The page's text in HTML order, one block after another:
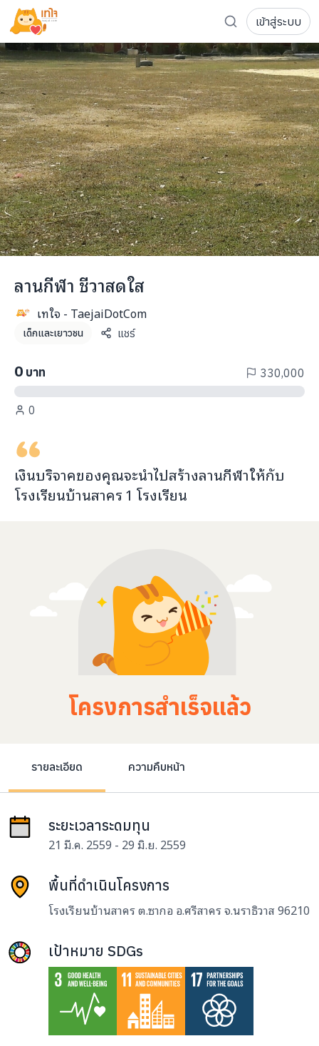
รู้จักเทใจ
โครงการ
เพจระดมทุน
เกี่ยวกับเรา
ความเคลื่อนไหว
ผู้บริจาค
การลดหย่อนภาษี
แฟนคลับศิลปิน
FAQ ผู้บริจาค
เจ้าของโครงการ
ส่งโครงการ
FAQ เจ้าของโครงการ
ติดต่อเรา
นโยบายความเป็นส่วนตัว
นโยบายการใช้งานคุกกี้
ภาษา:
เข้าสู่ระบบ
ลานกีฬา ชีวาสดใส
เทใจ - TaejaiDotCom
เด็กและเยาวชน แชร์
0 บาท 330,000
0
เงินบริจาคของคุณจะนำไปสร้างลานกีฬาให้กับ
โรงเรียนบ้านสาคร1 โรงเรียน
โครงการสำเร็จแล้ว
รายละเอียด ความคืบหน้า
ระยะเวลาระดมทุน
21 มี.ค. 2559 - 29 มิ.ย. 2559
พื้นที่ดำเนินโครงการ
โรงเรียนบ้านสาคร ต.ซากอ อ.ศรีสาคร จ.นราธิวาส 96210
เป้าหมาย SDGs